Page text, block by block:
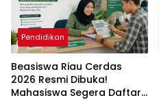
Pendidikan
Beasiswa Riau Cerdas
2026 Resmi Dibuka!
Mahasiswa Segera Daftar